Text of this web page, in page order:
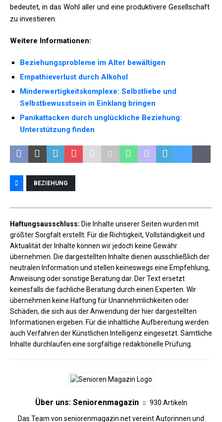
bedeutet, in das Wohl aller und eine produktivere Gesellschaft
zu investieren.
Weitere Informationen:
Beziehungsprobleme im Alter bewältigen
Empathieverlust durch Alkohol
Minderwertigkeitskomplexe: Selbstliebe und
Selbstbewusstsein in Einklang bringen
Panikattacken durch unglückliche Beziehung:
Unterstützung finden
BEZIEHUNG
Haftungsausschluss: Die Inhalte unserer Seiten wurden mit
größter Sorgfalt erstellt. Für die Richtigkeit, Vollständigkeit und
Aktualität der Inhalte können wir jedoch keine Gewähr
übernehmen. Die dargestellten Inhalte dienen ausschließlich der
neutralen Information und stellen keineswegs eine Empfehlung,
Anweisung oder sonstige Beratung dar. Der Text ersetzt
keinesfalls die fachliche Beratung durch einen Experten. Wir
übernehmen keine Haftung für Unannehmlichkeiten oder
Schäden, die sich aus der Anwendung der hier dargestellten
Informationen ergeben. Für die inhaltliche Aufbereitung werden
auch Verfahren der Künstlichen Intelligenz eingesetzt. Sämtliche
Inhalte durchlaufen eine sorgfältige redaktionelle Prüfung.
Über uns: Seniorenmagazin 930 Artikeln
Das Team von seniorenmagazin.net vereint Autorinnen und